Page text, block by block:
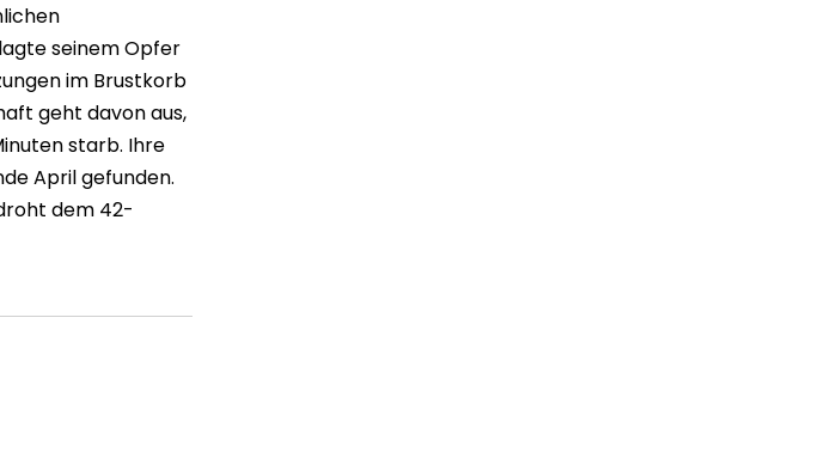
seinem Opfer
im Brustkorb
geht davon aus,
starb. Ihre
April gefunden.
dem 42-